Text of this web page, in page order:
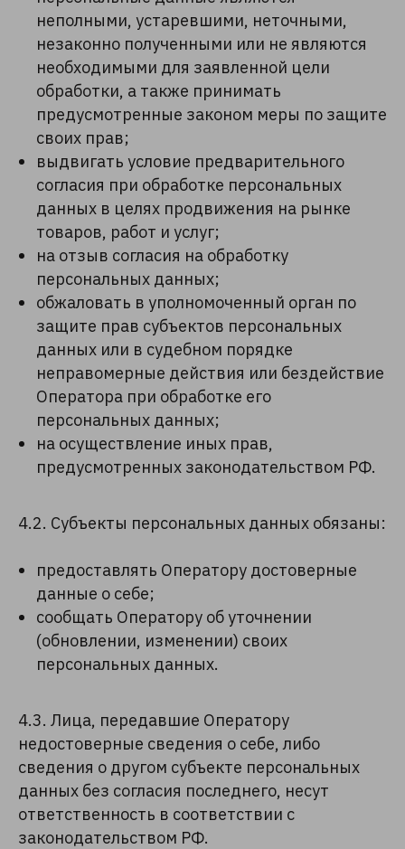
неполными, устаревшими, неточными,
незаконно полученными или не являются
необходимыми для заявленной цели
обработки, а также принимать
предусмотренные законом меры по защите
своих прав;
выдвигать условие предварительного
согласия при обработке персональных
данных в целях продвижения на рынке
товаров, работ и услуг;
на отзыв согласия на обработку
персональных данных;
обжаловать в уполномоченный орган по
защите прав субъектов персональных
данных или в судебном порядке
неправомерные действия или бездействие
Оператора при обработке его
персональных данных;
на осуществление иных прав,
предусмотренных законодательством РФ.
4.2. Субъекты персональных данных обязаны:
предоставлять Оператору достоверные
данные о себе;
сообщать Оператору об уточнении
(обновлении, изменении) своих
персональных данных.
4.3. Лица, передавшие Оператору
недостоверные сведения о себе, либо
сведения о другом субъекте персональных
данных без согласия последнего, несут
ответственность в соответствии с
законодательством РФ.